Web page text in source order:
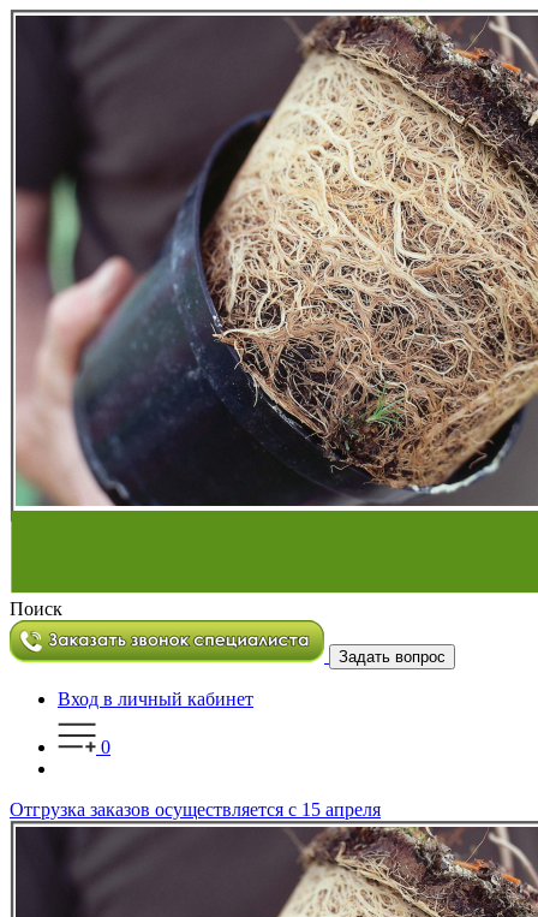
Поиск
Задать вопрос
Вход в личный кабинет
0
Отгрузка заказов осуществляется с 15 апреля